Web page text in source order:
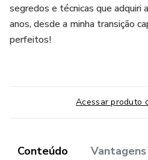
segredos e técnicas que adquiri
anos, desde a minha transição
perfeitos!
Acessar produto
Conteúdo Vantagens